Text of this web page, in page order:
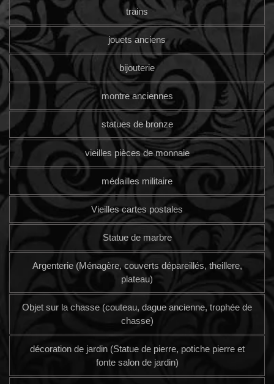
trains
jouets anciens
bijouterie
montre anciennes
statues de bronze
vieilles pièces de monnaie
médailles militaire
Vieilles cartes postales
Statue de marbre
Argenterie (Ménagère, couverts dépareillés, theillere,
plateau)
Objet sur la chasse (couteau, dague ancienne, trophée de
chasse)
décoration de jardin (Statue de pierre, potiche pierre et
fonte salon de jardin)